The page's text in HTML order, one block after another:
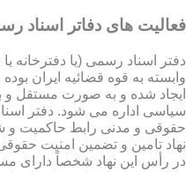
فعالیت های دفاتر اسناد
دفتر اسناد رسمی (یا دفترخانه
وابسته به قوه قضائیه ایران
ایجاد شده و به صورت مستقل و
سیاسی اداره می شود. دفتر
حقوقی و مدنی رابط حاکمیت و
نهاد تامین و تضمین امنیت
در رأس این نهاد شخصاً دارای